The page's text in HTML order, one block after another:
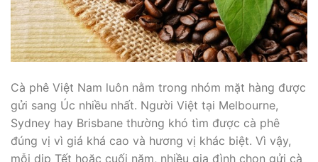
Cà phê Việt Nam luôn nằm trong nhóm mặt hàng được
gửi sang Úc nhiều nhất. Người Việt tại Melbourne,
Sydney hay Brisbane thường khó tìm được cà phê
đúng vị vì giá khá cao và hương vị khác biệt. Vì vậy,
mỗi dịp Tết hoặc cuối năm, nhiều gia đình chọn gửi cà